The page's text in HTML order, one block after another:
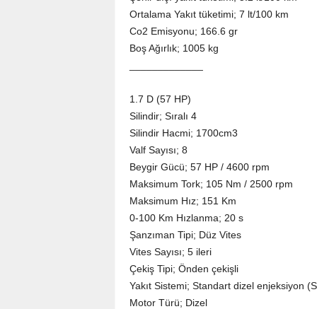
Ortalama Yakıt tüketimi; 7 lt/100 km
Co2 Emisyonu; 166.6 gr
Boş Ağırlık; 1005 kg
1.7 D (57 HP)
Silindir; Sıralı 4
Silindir Hacmi; 1700cm3
Valf Sayısı; 8
Beygir Gücü; 57 HP / 4600 rpm
Maksimum Tork; 105 Nm / 2500 rpm
Maksimum Hız; 151 Km
0-100 Km Hızlanma; 20 s
Şanzıman Tipi; Düz Vites
Vites Sayısı; 5 ileri
Çekiş Tipi; Önden çekişli
Yakıt Sistemi; Standart dizel enjeksiyon
Motor Türü; Dizel